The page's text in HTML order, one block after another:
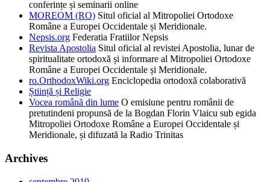
conferințe și seminarii online
MOREOM (RO) Situl oficial al Mitropoliei Ortodoxe
Române a Europei Occidentale și Meridionale.
Nepsis.org Federatia Fratiilor Nepsis
Revista Apostolia Situl oficial al revistei Apostolia, lunar de
spiritualitate ortodoxă și informare al Mitropoliei Ortodoxe
Române a Europei Occidentale și Meridionale.
ro.OrthodoxWiki.org Enciclopedia ortodoxă colaborativă
Știință și Religie
Vocea română din lume O emisiune pentru românii de
pretutindeni propunsă de la Bogdan Florin Vlaicu sub egida
Mitropoliei Ortodoxe Române a Europei Occidentale și
Meridionale, și difuzată la Radio Trinitas
Archives